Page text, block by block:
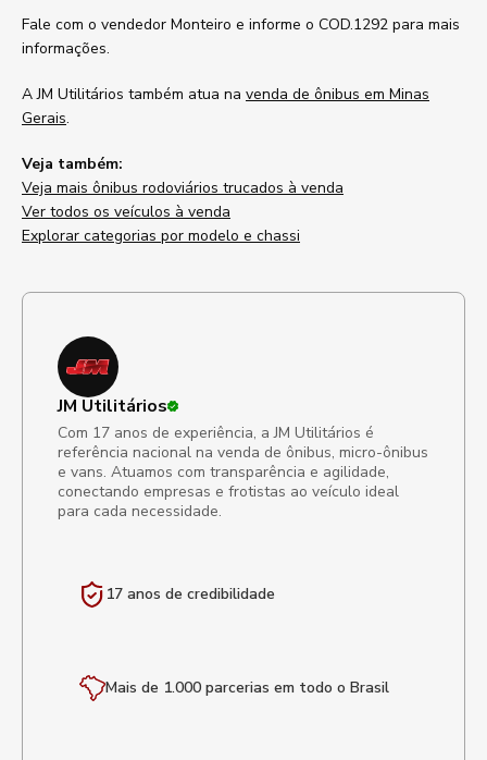
Fale com o vendedor Monteiro e informe o COD.1292 para mais
informações.
A JM Utilitários também atua na venda de ônibus em Minas
Gerais.
Veja também:
Veja mais ônibus rodoviários trucados à venda
Ver todos os veículos à venda
Explorar categorias por modelo e chassi
JM Utilitários
Com 17 anos de experiência, a JM Utilitários é
referência nacional na venda de ônibus, micro-ônibus
e vans. Atuamos com transparência e agilidade,
conectando empresas e frotistas ao veículo ideal
para cada necessidade.
17 anos de credibilidade
Mais de 1.000 parcerias em todo o Brasil